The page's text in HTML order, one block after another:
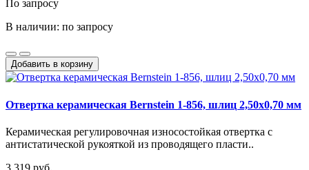
По запросу
В наличии: по запросу
Добавить в корзину
Отвертка керамическая Bernstein 1-856, шлиц 2,50x0,70 мм
Керамическая регулировочная износостойкая отвертка с
антистатической рукояткой из проводящего пласти..
3 319 руб.